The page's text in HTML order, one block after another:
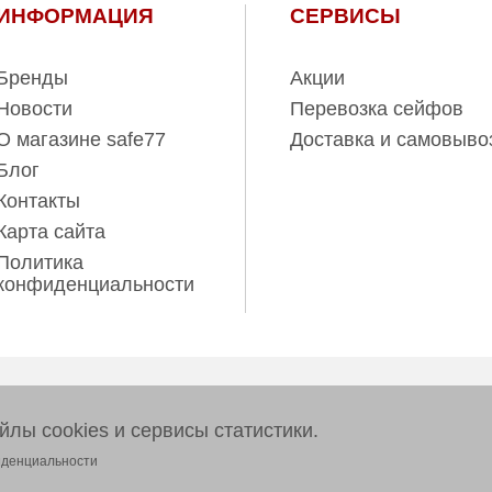
магазине safe77
сайта
СЕРВИСЫ
Акции
Перевозка сейфов
Доставка и
и ни при каких условиях
cookies и сервисы статистики.